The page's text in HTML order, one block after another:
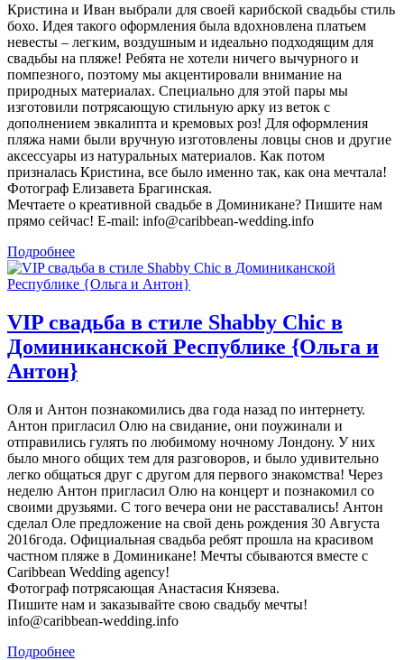
Кристина и Иван выбрали для своей карибской свадьбы стиль
бохо. Идея такого оформления была вдохновлена платьем
невесты – легким, воздушным и идеально подходящим для
свадьбы на пляже! Ребята не хотели ничего вычурного и
помпезного, поэтому мы акцентировали внимание на
природных материалах. Специально для этой пары мы
изготовили потрясающую стильную арку из веток с
дополнением эвкалипта и кремовых роз! Для оформления
пляжа нами были вручную изготовлены ловцы снов и другие
аксессуары из натуральных материалов. Как потом
призналась Кристина, все было именно так, как она мечтала!
Фотограф Елизавета Брагинская.
Мечтаете о креативной свадьбе в Доминикане? Пишите нам
прямо сейчас! E-mail: info@caribbean-wedding.info
Подробнее
VIP свадьба в стиле Shabby Chic в
Доминиканской Республике {Ольга и
Антон}
Оля и Антон познакомились два года назад по интернету.
Антон пригласил Олю на свидание, они поужинали и
отправились гулять по любимому ночному Лондону. У них
было много общих тем для разговоров, и было удивительно
легко общаться друг с другом для первого знакомства! Через
неделю Антон пригласил Олю на концерт и познакомил со
своими друзьями. С того вечера они не расставались! Антон
сделал Оле предложение на свой день рождения 30 Августа
2016года. Официальная свадьба ребят прошла на красивом
частном пляже в Доминикане! Мечты сбываются вместе с
Caribbean Wedding agency!
Фотограф потрясающая Анастасия Князева.
Пишите нам и заказывайте свою свадьбу мечты!
info@caribbean-wedding.info
Подробнее